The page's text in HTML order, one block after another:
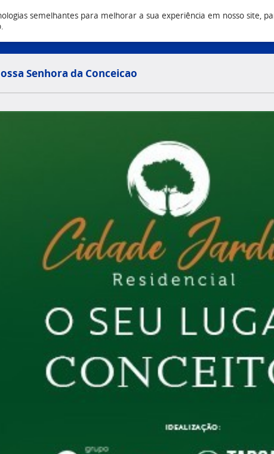
Locação Vendas
Senhora da Conceicao
semelhantes para melhorar a sua experiência em nosso site,